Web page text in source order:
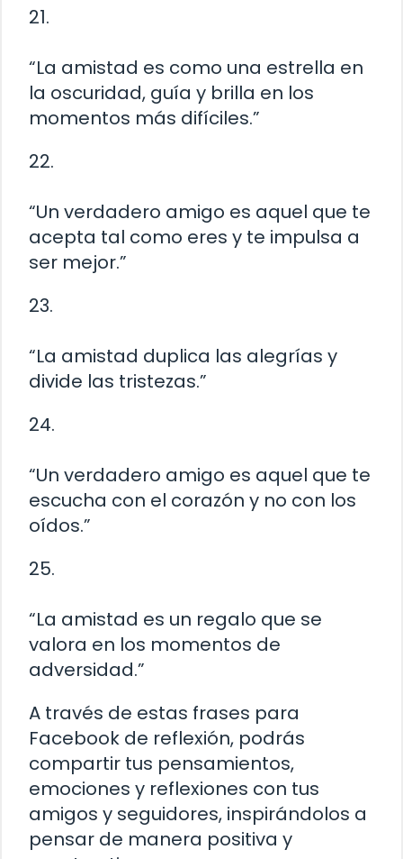
21.
“La amistad es como una estrella en
la oscuridad, guía y brilla en los
momentos más difíciles.”
22.
“Un verdadero amigo es aquel que te
acepta tal como eres y te impulsa a
ser mejor.”
23.
“La amistad duplica las alegrías y
divide las tristezas.”
24.
“Un verdadero amigo es aquel que te
escucha con el corazón y no con los
oídos.”
25.
“La amistad es un regalo que se
valora en los momentos de
adversidad.”
A través de estas frases para
Facebook de reflexión, podrás
compartir tus pensamientos,
emociones y reflexiones con tus
amigos y seguidores, inspirándolos a
pensar de manera positiva y